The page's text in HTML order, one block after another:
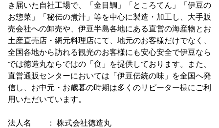
き届いた自社工場で、「金目鯛」「ところてん」「伊豆の
お惣菜」「秘伝の煮汁」等を中心に製造・加工し、大手販
売会社への卸売や、伊豆半島各地にある直営の海産物とお
土産直売店・網元料理店にて、地元のお客様だけでなく、
全国各地から訪れる観光のお客様にも安心安全で伊豆なら
では徳造丸ならではの「食」を提供しております。また、
直営通販センターにおいては「伊豆伝統の味」を全国へ発
信し、お中元・お歳暮の時期は多くのリピーター様にご利
用いただいています。
法人名 ： 株式会社徳造丸